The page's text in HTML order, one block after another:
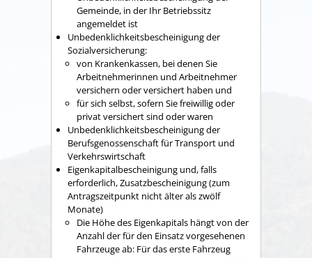
Gemeinde, in der Ihr Betriebssitz
angemeldet ist
Unbedenklichkeitsbescheinigung der
Sozialversicherung:
von Krankenkassen, bei denen Sie
Arbeitnehmerinnen und Arbeitnehmer
versichern oder versichert haben und
für sich selbst, sofern Sie freiwillig oder
privat versichert sind oder waren
Unbedenklichkeitsbescheinigung der
Berufsgenossenschaft für Transport und
Verkehrswirtschaft
Eigenkapitalbescheinigung und, falls
erforderlich, Zusatzbescheinigung (zum
Antragszeitpunkt nicht älter als zwölf
Monate)
Die Höhe des Eigenkapitals hängt von der
Anzahl der für den Einsatz vorgesehenen
Fahrzeuge ab: Für das erste Fahrzeug